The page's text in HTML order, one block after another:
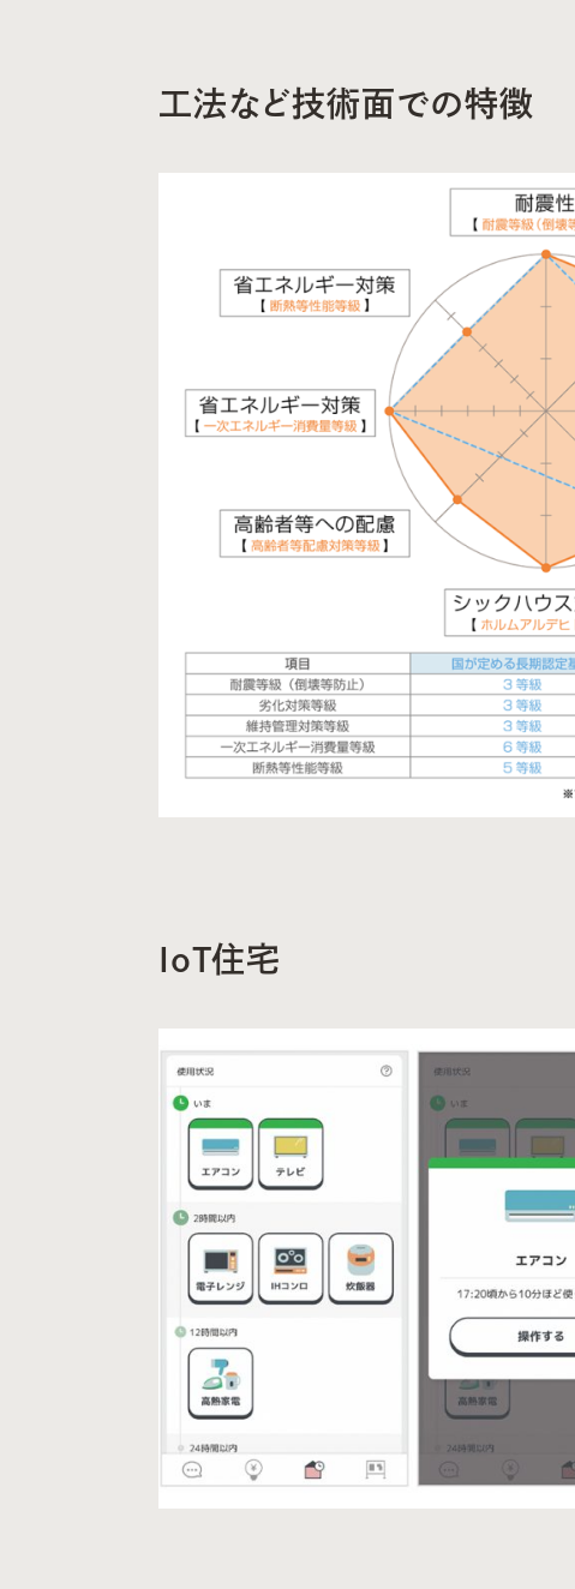
工法など技術面での特徴
IoT住宅